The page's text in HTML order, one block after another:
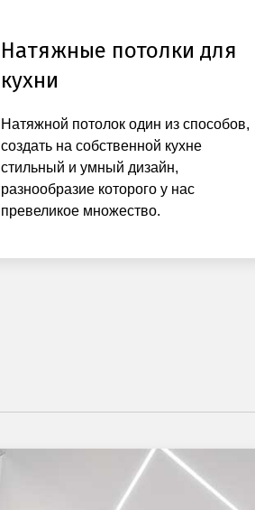
Натяжные потолки для
кухни
Натяжной потолок один из способов,
создать на собственной кухне
стильный и умный дизайн,
разнообразие которого у нас
превеликое множество.